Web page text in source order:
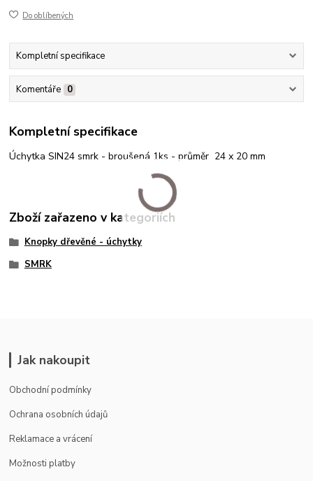
Do oblíbených
Kompletní specifikace
Komentáře 0
Kompletní specifikace
Úchytka SIN24 smrk - broušená 1ks - průměr 24 x 20 mm
Zboží zařazeno v kategoriích
Knopky dřevěné - úchytky
SMRK
Jak nakoupit
Obchodní podmínky
Ochrana osobních údajů
Reklamace a vrácení
Možnosti platby